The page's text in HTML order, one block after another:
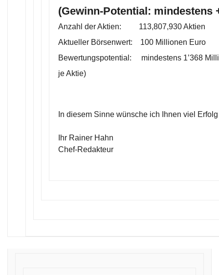
(Gewinn-Potential: mindestens
Anzahl der Aktien: 113,807,930 Aktien
Aktueller Börsenwert: 100 Millionen Euro
Bewertungspotential: mindestens 1’368
je Aktie)
In diesem Sinne wünsche ich Ihnen viel
Ihr Rainer Hahn
Chef-Redakteur